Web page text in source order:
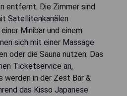
entfernt. Die Zimmer sind
Satellitenkanälen
Minibar und einem
sich mit einer Massage
oder die Sauna nutzen. Das
Ticketservice an,
werden in der Zest Bar &
das Kisso Japanese